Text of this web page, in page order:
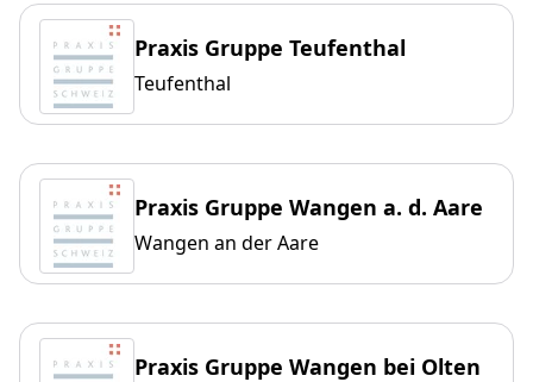
Praxis Gruppe Teufenthal
Teufenthal
Praxis Gruppe Wangen a. d. Aare
Wangen an der Aare
Praxis Gruppe Wangen bei Olten